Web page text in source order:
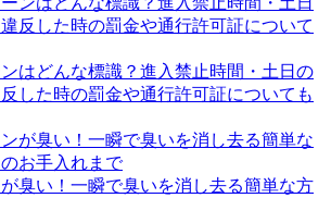
はどんな標識？進入禁止時間・土日の
した時の罰金や通行許可証についても
臭い！一瞬で臭いを消し去る簡単な方